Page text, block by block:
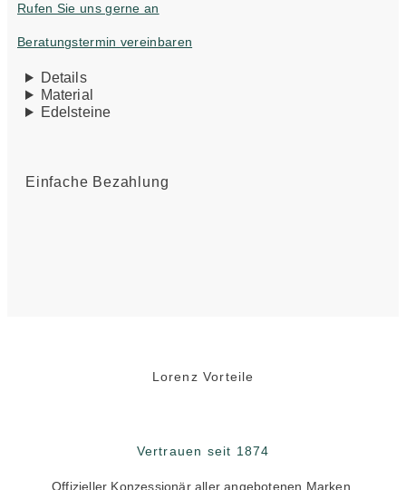
Rufen Sie uns gerne an
Beratungstermin vereinbaren
Details
Material
Edelsteine
Einfache Bezahlung
Lorenz Vorteile
Vertrauen seit 1874
Offizieller Konzessionär aller angebotenen Marken.